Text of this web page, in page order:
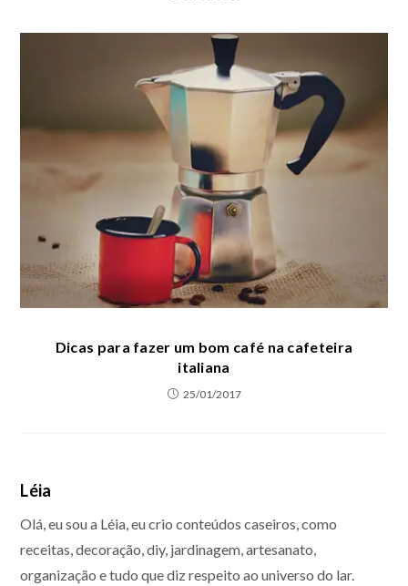
Dicas para fazer um bom café na cafeteira
italiana
25/01/2017
Léia
Olá, eu sou a Léia, eu crio conteúdos caseiros, como
receitas, decoração, diy, jardinagem, artesanato,
organização e tudo que diz respeito ao universo do lar.